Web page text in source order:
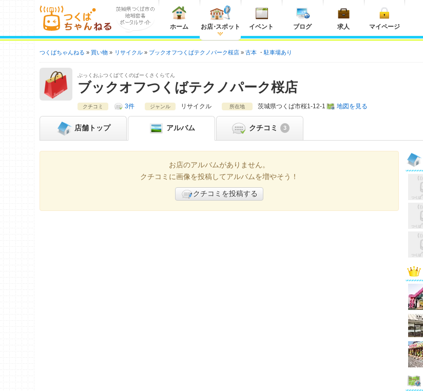
ホーム お店・スポット イベント ブログ 求人 マイページ
つくばちゃんねる 買い物 リサイクル ブックオフつくばテクノパーク桜店 古本 駐車場あり
ぶっくおふつくばてくのぱーくさくらてん
ブックオフつくばテクノパーク桜店
クチコミ 3件 ジャンル リサイクル 所在地 茨城県つくば市桜1-12-1 地図を見る
店舗 トップ アルバム クチコミ 3
お店のアルバムがありません。
クチコミに画像を投稿してアルバムを増やそう！
クチコミを投稿する